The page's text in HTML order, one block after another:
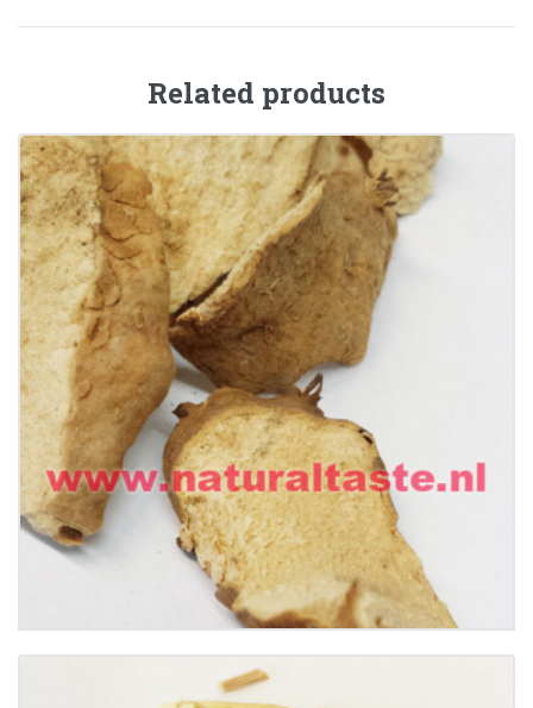
Related products
BI XIE • Rhizoma Dioscoreae Hypoglaucae
€11.99